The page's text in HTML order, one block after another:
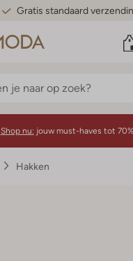
Gratis standaard
Shop nu: jouw must-haves tot
Hakken